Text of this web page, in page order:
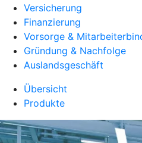
Versicherung
Finanzierung
Vorsorge &
Gründung & Nachfolge
Auslandsgeschäft
Übersicht
Produkte